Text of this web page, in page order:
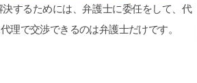
ずご相談しまし
お二人の先生は
て下さり、夫の
するためには、弁護士に委任をして、代
理で交渉できるのは弁護士だけです。